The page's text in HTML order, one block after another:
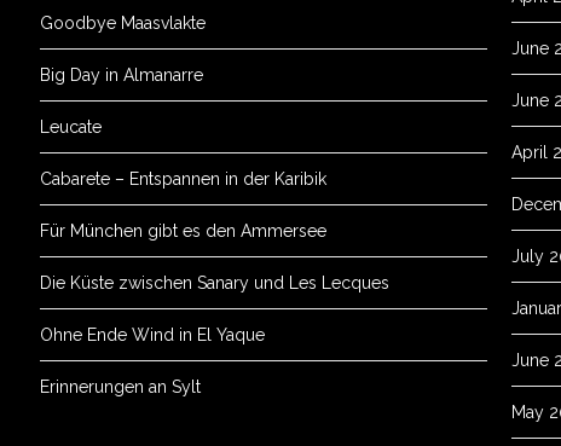
Goodbye Maasvlakte
Big Day in Almanarre
Leucate
Cabarete – Entspannen in der Karibik
Für München gibt es den Ammersee
Die Küste zwischen Sanary und Les Lecques
Ohne Ende Wind in El Yaque
Erinnerungen an Sylt
June
June
April
July
June
May